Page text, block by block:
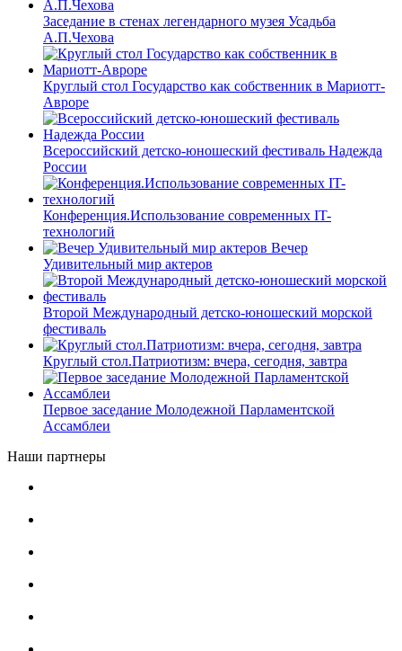
Заседание в стенах легендарного музея Усадьба
А.П.Чехова
Круглый стол Государство как собственник в Мариотт-
Авроре
Всероссийский детско-юношеский фестиваль Надежда
России
Конференция.Использование современных IT-
технологий
Вечер
Удивительный мир актеров
Второй Международный детско-юношеский морской
фестиваль
Круглый стол.Патриотизм: вчера, сегодня, завтра
Первое заседание Молодежной Парламентской
Ассамблеи
Наши партнеры